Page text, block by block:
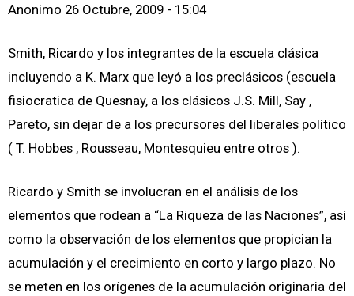
Anonimo 26 Octubre, 2009 - 15:04
Smith, Ricardo y los integrantes de la escuela clásica
incluyendo a K. Marx que leyó a los preclásicos (escuela
fisiocratica de Quesnay, a los clásicos J.S. Mill, Say ,
Pareto, sin dejar de a los precursores del liberales político
( T. Hobbes , Rousseau, Montesquieu entre otros ).
Ricardo y Smith se involucran en el análisis de los
elementos que rodean a “La Riqueza de las Naciones”, así
como la observación de los elementos que propician la
acumulación y el crecimiento en corto y largo plazo. No
se meten en los orígenes de la acumulación originaria del